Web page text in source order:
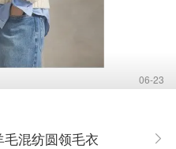
06-23
毛混纺圆领毛衣